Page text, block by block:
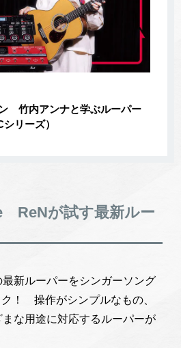
竹内アンナと学ぶルーパー
リーズ）
ReNが試す最新ルー
新ルーパーをシンガーソング
！ 操作がシンプルなもの、
な用途に対応するルーパーが